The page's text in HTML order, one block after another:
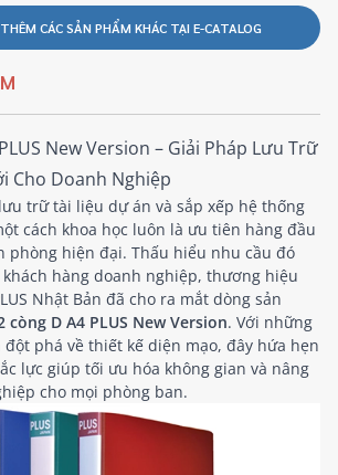
CÁC SẢN PHẨM KHÁC TẠI E-CATALOG
New Version – Giải Pháp Lưu Trữ
Cho Doanh Nghiệp
trữ tài liệu dự án và sắp xếp hệ thống
cách khoa học luôn là ưu tiên hàng đầu
phòng hiện đại. Thấu hiểu nhu cầu đó
hàng doanh nghiệp, thương hiệu
Nhật Bản đã cho ra mắt dòng sản
còng D A4 PLUS New Version. Với những
phá về thiết kế diện mạo, đây hứa hẹn
lực giúp tối ưu hóa không gian và nâng
cho mọi phòng ban.